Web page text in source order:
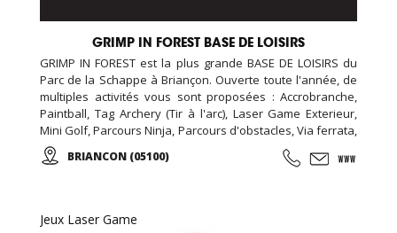
GRIMP IN FOREST BASE DE LOISIRS
GRIMP IN FOREST est la plus grande BASE DE LOISIRS du
Parc de la Schappe à Briançon. Ouverte toute l'année, de
multiples activités vous sont proposées : Accrobranche,
Paintball, Tag Archery (Tir à l'arc), Laser Game Exterieur,
Mini Golf, Parcours Ninja, Parcours d'obstacles, Via ferrata,
chasse aux trésors (chasse aux indices), Biathlon... De
l'aventure, des émotions, des moments forts à partager en
soirée nocturne privative, EVG, EVJF...).
BRIANCON (05100)
Jeux Laser Game